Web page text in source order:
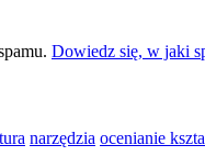
Dowiedz się, w jaki
narzędzia ocenianie